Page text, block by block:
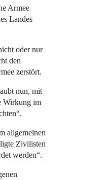
Armee
Landes
oder nur
den
zerstört.
nun, mit
Wirkung im
allgemeinen
Zivilisten
werden“.